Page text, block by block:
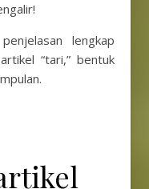
lengkap
“tari,” bentuk